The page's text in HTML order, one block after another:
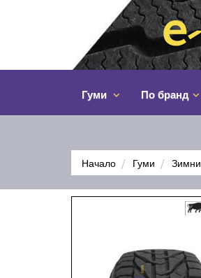
Гуми По бранд
Начало Гуми Зимни